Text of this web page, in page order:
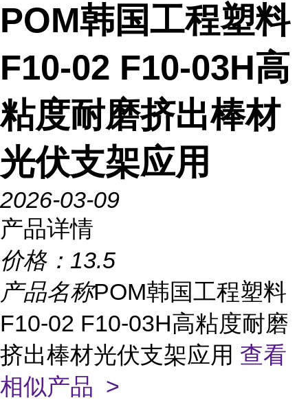
POM韩国工程塑料
F10-02 F10-03H高
粘度耐磨挤出棒材
光伏支架应用
2026-03-09
产品详情
价格： 13.5
产品名称POM韩国工程塑料
F10-02 F10-03H高粘度耐磨
挤出棒材光伏支架应用 查看
相似产品 >